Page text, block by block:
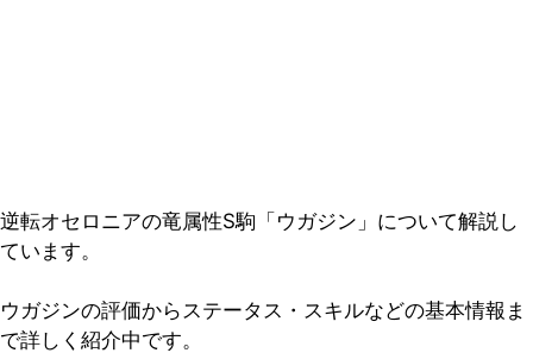
逆転オセロニアの竜属性S駒「ウガジン」について解説し
ています。
ウガジンの評価からステータス・スキルなどの基本情報ま
で詳しく紹介中です。